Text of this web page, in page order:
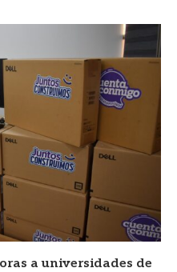
a universidades de